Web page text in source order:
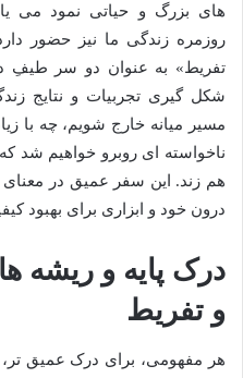
های بزرگ و حیاتی نمود می
روزمره زندگی ما نیز حضور
تفریط» به عنوان دو سر طیفِ
شکل گیری تجربیات و نتایج
مسیر میانه خارج شویم، چه با
ناخواسته ای روبرو خواهیم شد
هم زند. این سفر عمیق در
درون خود و ابزاری برای بهبود
درک پایه و ریشه
و تفریط
هر مفهومی، برای درک عمیق